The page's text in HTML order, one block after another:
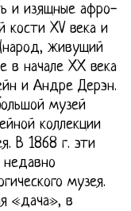
и изящные афро-
кости XV века и
живущий
в начале XX века
и Андре Дерэн.
музей
коллекции
В 1868 г. эти
недавно
музея.
«дача», в